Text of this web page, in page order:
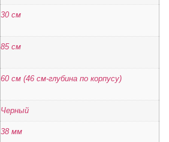
30 см
85 см
60 см (46 см-глубина по корпусу)
Черный
38 мм